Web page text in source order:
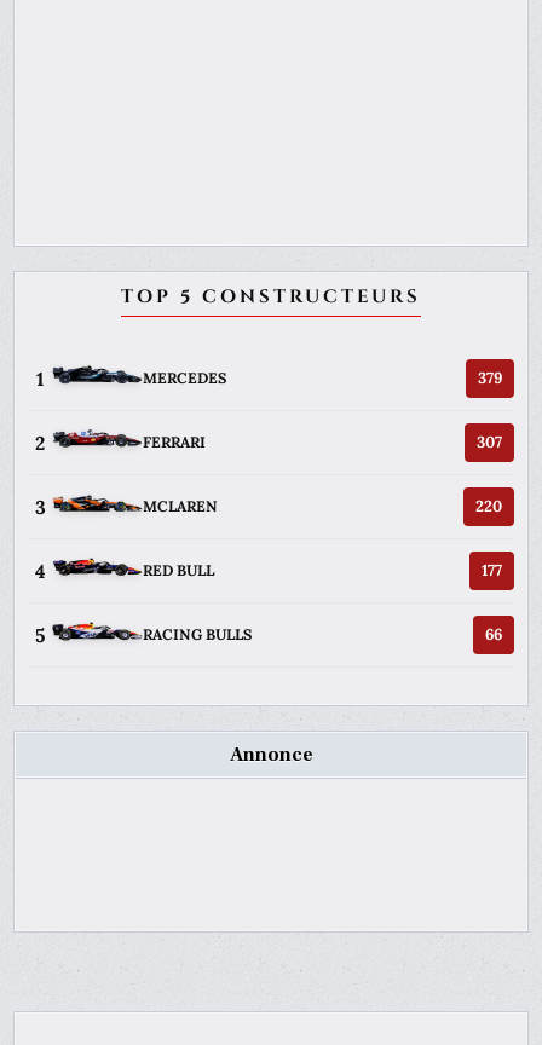
TOP 5 CONSTRUCTEURS
1 MERCEDES 379
2 FERRARI 307
3 MCLAREN 220
4 RED BULL 177
5 RACING BULLS 66
Annonce